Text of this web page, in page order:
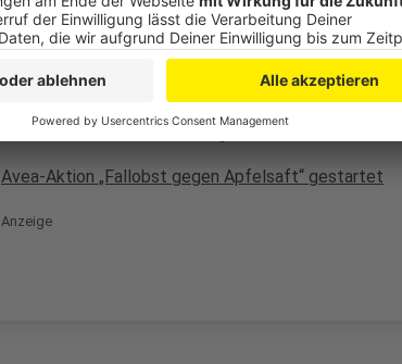
Anzeige
Polizei warnt vor neuer Betrugsmasche per Post
Gestohlener Radlader im Bürgerbusch entdeckt
Avea-Aktion „Fallobst gegen Apfelsaft“ gestartet
Anzeige